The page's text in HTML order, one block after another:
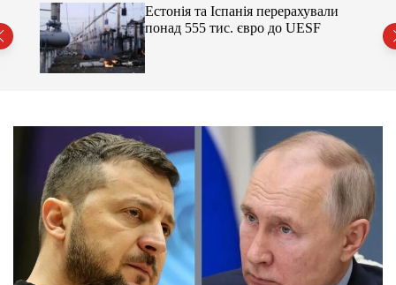
у
о
л
ь
г
о
р
е
ж
Естонія та Іспанія перерахували
понад 555 тис. євро до UESF